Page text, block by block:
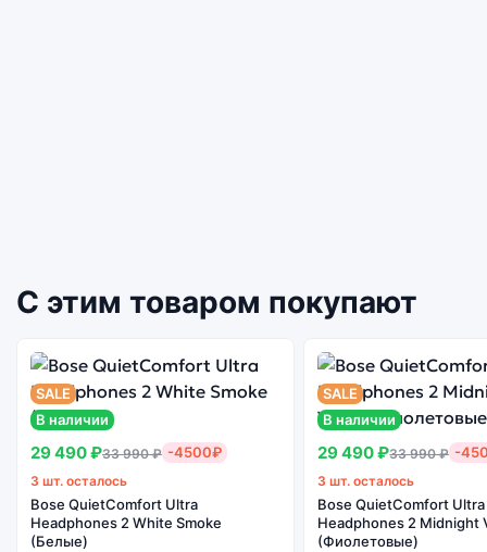
С этим товаром покупают
SALE
В наличии
29 490 ₽33 990 ₽ -4500₽
3 шт. осталось
Bose QuietComfort Ultra
Headphones 2 White Smoke
(Белые)
SALE
В наличии
29 490 ₽33 990 ₽ -
3 шт. осталось
Bose QuietComfort Ultra
Headphones 2 Midnight
(Фиолетовые)